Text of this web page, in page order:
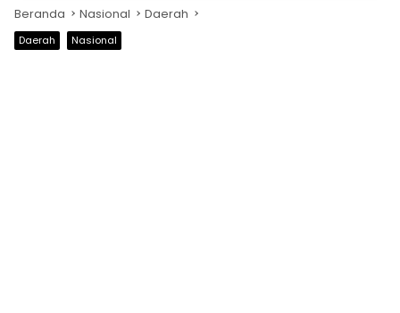
Beranda Nasional Daerah
Daerah Nasional